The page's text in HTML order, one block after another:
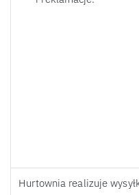
Hurtownia realizuje